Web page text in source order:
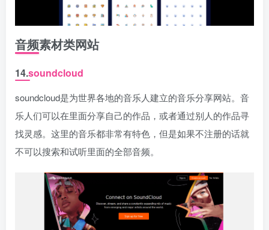
音频素材类网站
14.soundcloud
soundcloud是为世界各地的音乐人建立的音乐分享网站。音
乐人们可以在里面分享自己的作品，或者通过别人的作品寻
找灵感。这里的音乐都非常有特色，但是如果不注册的话就
不可以搜索和试听里面的全部音频。